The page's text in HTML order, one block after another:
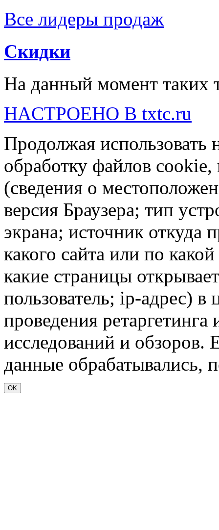
Все лидеры продаж
Скидки
На данный момент таких
HACTPOEHO B txtc.ru
Продолжая использовать
обработку файлов cookie,
(сведения о
версия Браузера; тип
экрана; источник откуда
какого сайта или по
какие страницы
пользователь; ip-адрес)
проведения ретаргетинга
исследований и обзоров.
данные обрабатывались,
OK